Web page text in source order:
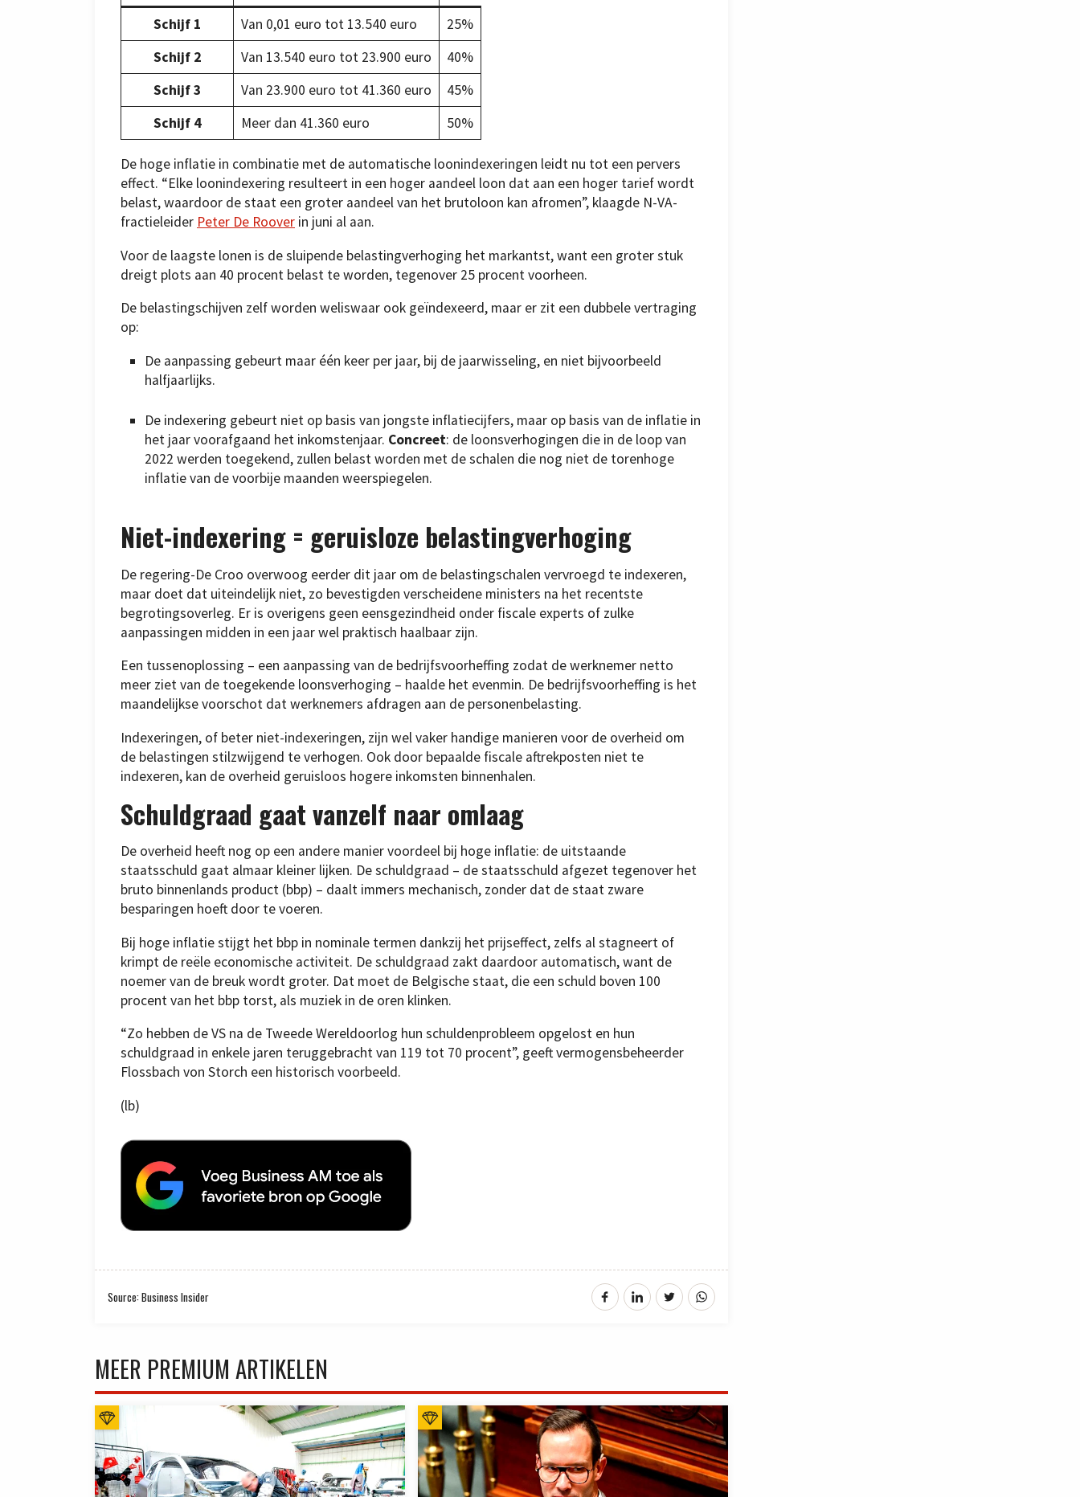
Schijf 1
Van 0,01 euro tot 13.540 euro
25%
Schijf 2
Van 13.540 euro tot 23.900 euro
40%
Schijf 3
Van 23.900 euro tot 41.360 euro
45%
Schijf 4
Meer dan 41.360 euro 50%
De hoge inflatie in combinatie met de automatische loonindexeringen leidt nu tot een pervers
effect. “Elke loonindexering resulteert in een hoger aandeel loon dat aan een hoger tarief wordt
belast, waardoor de staat een groter aandeel van het brutoloon kan afromen”, klaagde N-VA-
fractieleider Peter De Roover in juni al aan.
Voor de laagste lonen is de sluipende belastingverhoging het markantst, want een groter stuk
dreigt plots aan 40 procent belast te worden, tegenover 25 procent voorheen.
De belastingschijven zelf worden weliswaar ook geïndexeerd, maar er zit een dubbele vertraging
op:
De aanpassing gebeurt maar één keer per jaar, bij de jaarwisseling, en niet bijvoorbeeld
halfjaarlijks.
De indexering gebeurt niet op basis van jongste inflatiecijfers, maar op basis van de inflatie in
het jaar voorafgaand het inkomstenjaar. Concreet: de loonsverhogingen die in de loop van
2022 werden toegekend, zullen belast worden met de schalen die nog niet de torenhoge
inflatie van de voorbije maanden weerspiegelen.
Niet-indexering = geruisloze belastingverhoging
De regering-De Croo overwoog eerder dit jaar om de belastingschalen vervroegd te indexeren,
maar doet dat uiteindelijk niet, zo bevestigden verscheidene ministers na het recentste
begrotingsoverleg. Er is overigens geen eensgezindheid onder fiscale experts of zulke
aanpassingen midden in een jaar wel praktisch haalbaar zijn.
Een tussenoplossing – een aanpassing van de bedrijfsvoorheffing zodat de werknemer netto
meer ziet van de toegekende loonsverhoging – haalde het evenmin. De bedrijfsvoorheffing is het
maandelijkse voorschot dat werknemers afdragen aan de personenbelasting.
Indexeringen, of beter niet-indexeringen, zijn wel vaker handige manieren voor de overheid om
de belastingen stilzwijgend te verhogen. Ook door bepaalde fiscale aftrekposten niet te
indexeren, kan de overheid geruisloos hogere inkomsten binnenhalen.
Schuldgraad gaat vanzelf naar omlaag
De overheid heeft nog op een andere manier voordeel bij hoge inflatie: de uitstaande
staatsschuld gaat almaar kleiner lijken. De schuldgraad – de staatsschuld afgezet tegenover het
bruto binnenlands product (bbp) – daalt immers mechanisch, zonder dat de staat zware
besparingen hoeft door te voeren.
Bij hoge inflatie stijgt het bbp in nominale termen dankzij het prijseffect, zelfs al stagneert of
krimpt de reële economische activiteit. De schuldgraad zakt daardoor automatisch, want de
noemer van de breuk wordt groter. Dat moet de Belgische staat, die een schuld boven 100
procent van het bbp torst, als muziek in de oren klinken.
“Zo hebben de VS na de Tweede Wereldoorlog hun schuldenprobleem opgelost en hun
schuldgraad in enkele jaren teruggebracht van 119 tot 70 procent”, geeft vermogensbeheerder
Flossbach von Storch een historisch voorbeeld.
(lb)
Source: Business Insider
MEER PREMIUM ARTIKELEN